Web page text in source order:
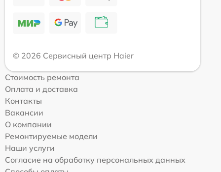
© 2026 Сервисный центр Haier
Стоимость ремонта
Оплата и доставка
Контакты
Вакансии
О компании
Ремонтируемые модели
Наши услуги
Согласие на обработку персональных данных